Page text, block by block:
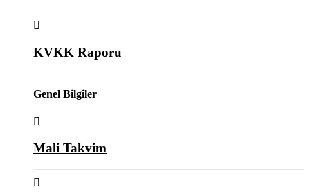
KVKK Raporu
Genel Bilgiler
Mali Takvim